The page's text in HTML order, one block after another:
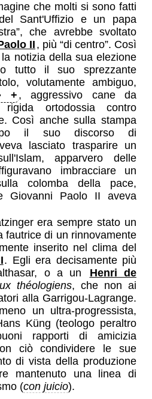
che molti si sono fatti
Sant'Uffizio e un papa
che avrebbe svoltato
II , più “di centro”. Così
notizia della sua elezione
tutto il suo sprezzante
volutamente ambiguo,
, aggressivo cane da
ortodossia contro
Così anche sulla stampa
il suo discorso di
lasciato trasparire un
apparvero delle
imbracciare un
colomba della pace,
Giovanni Paolo II aveva
era sempre stato un
fautrice di un rinnovamente
inserito nel clima del
. Egli era decisamente più
o a un
Henri de
théologiens, che non ai
alla Garrigou-Lagrange.
un ultra-progressista,
Küng (teologo peraltro
rapporti di amicizia
ciò condividere le sue
di vista della produzione
mantenuto una linea di
(con juicio).